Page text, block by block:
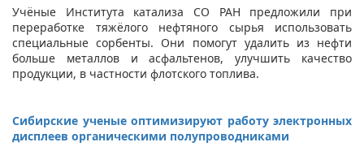
Учёные Института катализа СО РАН предложили при
переработке тяжёлого нефтяного сырья использовать
специальные сорбенты. Они помогут удалить из нефти
больше металлов и асфальтенов, улучшить качество
продукции, в частности флотского топлива.
Сибирские ученые оптимизируют работу электронных
дисплеев органическими полупроводниками